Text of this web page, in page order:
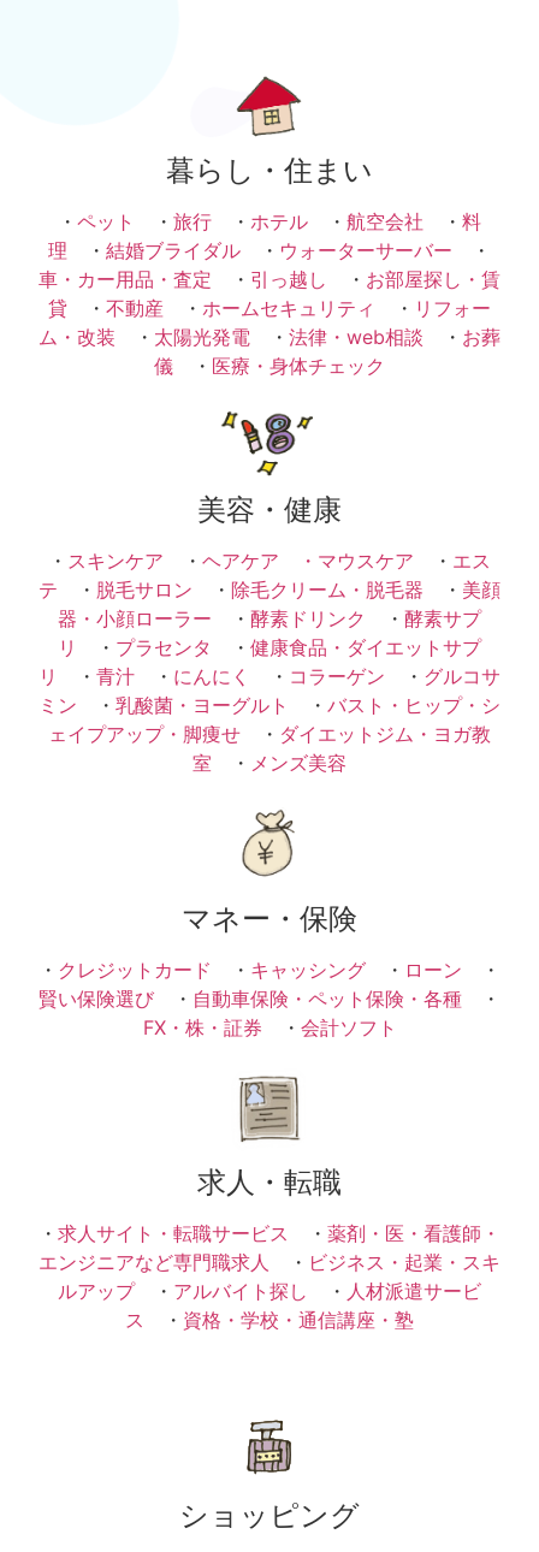
暮らし・住まい
・ ペット ・ 旅行 ・ ホテル ・ 航空会社 ・ 料
理 ・ 結婚ブライダル ・ ウォーターサーバー ・
車・カー用品・査定 ・ 引っ越し ・ お部屋探し・賃
貸 ・ 不動産 ・ ホームセキュリティ ・ リフォー
ム・改装 ・ 太陽光発電 ・ 法律・web相談 ・ お葬
儀 ・ 医療・身体チェック
美容・健康
・ スキンケア ・ ヘアケア ・ マウスケア ・ エス
テ ・ 脱毛サロン ・ 除毛クリーム・脱毛器 ・ 美顔
器・小顔ローラー ・ 酵素ドリンク ・ 酵素サプ
リ
・ プラセンタ ・ 健康食品・ダイエットサプ
リ
・ 青汁 ・ にんにく ・ コラーゲン ・ グルコサ
ミン ・ 乳酸菌・ヨーグルト ・ バスト・ヒップ・シ
ェイプアップ・脚痩せ ・ ダイエットジム・ヨガ教
室 ・ メンズ美容
マネー・保険
・ クレジットカード ・ キャッシング ・ ローン ・
賢い保険選び ・ 自動車保険・ペット保険・各種 ・
FX・株・証券 ・ 会計ソフト
求人・転職
・ 求人サイト・転職サービス ・ 薬剤・医・看護師・
エンジニアなど専門職求人
・ ビジネス・起業・スキ
ルアップ・ アルバイト探し ・ 人材派遣サービ
ス ・ 資格・学校・通信講座・塾
ショッピング